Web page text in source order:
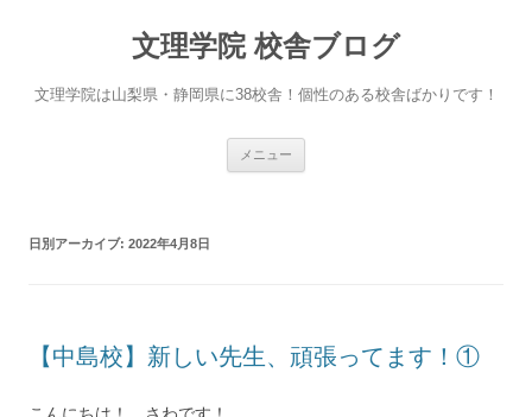
文理学院 校舎ブログ
文理学院は山梨県・静岡県に38校舎！個性のある校舎ばかりです！
メニュー
日別アーカイブ: 2022年4月8日
【中島校】新しい先生、頑張ってます！①